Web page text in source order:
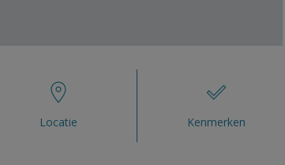
Locatie Kenmerken